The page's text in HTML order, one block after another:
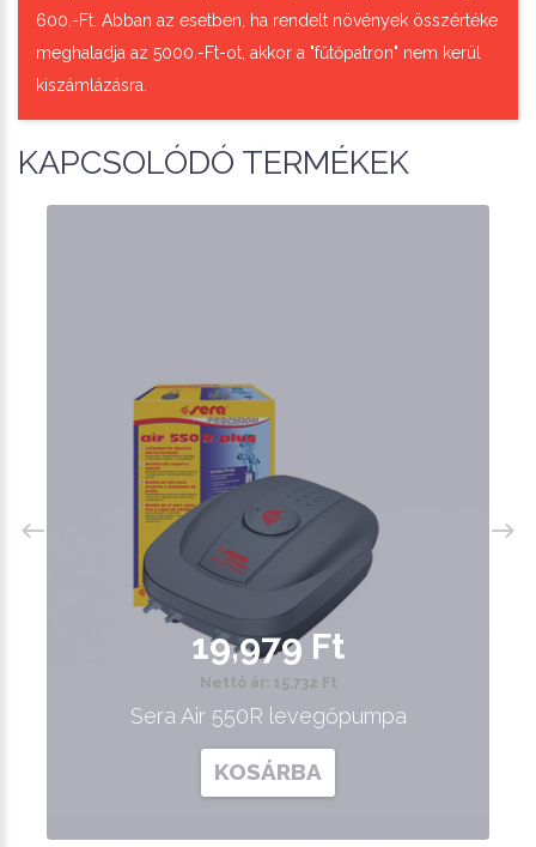
600.-Ft. Abban az esetben, ha rendelt növények összértéke
meghaladja az 5000.-Ft-ot, akkor a "fűtőpatron" nem kerül
kiszámlázásra.
KAPCSOLÓDÓ TERMÉKEK
19,979 Ft
Nettó ár: 15,732 Ft
Sera Air 550R levegőpumpa
KOSÁRBA